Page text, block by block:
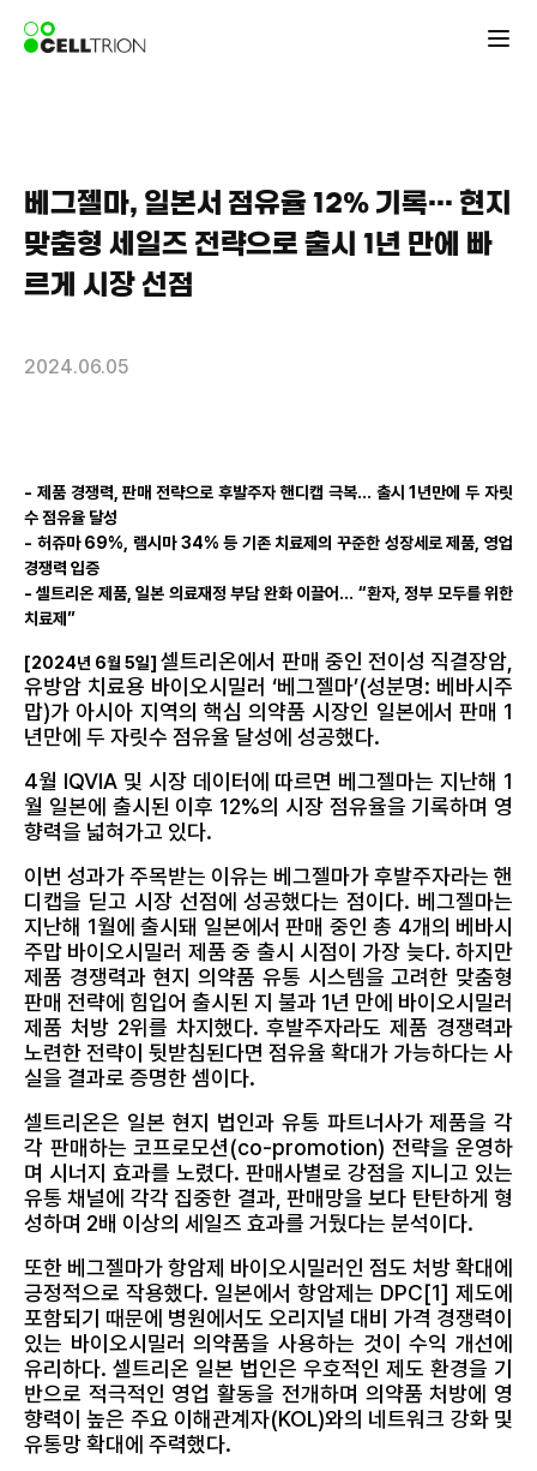
베그젤마, 일본서 점유율 12% 기록… 현지
맞춤형 세일즈 전략으로 출시 1년 만에 빠
르게 시장 선점
2024.06.05
- 제품 경쟁력, 판매 전략으로 후발주자 핸디캡 극복… 출시 1년만에 두 자릿
수 점유율 달성
- 허쥬마 69%, 램시마 34% 등 기존 치료제의 꾸준한 성장세로 제품, 영업
경쟁력 입증
- 셀트리온 제품, 일본 의료재정 부담 완화 이끌어… “환자, 정부 모두를 위한
치료제”
[2024년 6월 5일]셀트리온에서 판매 중인 전이성 직결장암,
유방암 치료용 바이오시밀러 ‘베그젤마’(성분명: 베바시주
맙)가 아시아 지역의 핵심 의약품 시장인 일본에서 판매 1
년만에 두 자릿수 점유율 달성에 성공했다.
4월 IQVIA 및 시장 데이터에 따르면 베그젤마는 지난해 1
월 일본에 출시된 이후 12%의 시장 점유율을 기록하며 영
향력을 넓혀가고 있다.
이번 성과가 주목받는 이유는 베그젤마가 후발주자라는 핸
디캡을 딛고 시장 선점에 성공했다는 점이다. 베그젤마는
지난해 1월에 출시돼 일본에서 판매 중인 총 4개의 베바시
주맙 바이오시밀러 제품 중 출시 시점이 가장 늦다. 하지만
제품 경쟁력과 현지 의약품 유통 시스템을 고려한 맞춤형
판매 전략에 힘입어 출시된 지 불과 1년 만에 바이오시밀러
제품 처방 2위를 차지했다. 후발주자라도 제품 경쟁력과
노련한 전략이 뒷받침된다면 점유율 확대가 가능하다는 사
실을 결과로 증명한 셈이다.
셀트리온은 일본 현지 법인과 유통 파트너사가 제품을 각
각 판매하는 코프로모션(co-promotion) 전략을 운영하
며 시너지 효과를 노렸다. 판매사별로 강점을 지니고 있는
유통 채널에 각각 집중한 결과, 판매망을 보다 탄탄하게 형
성하며 2배 이상의 세일즈 효과를 거뒀다는 분석이다.
또한 베그젤마가 항암제 바이오시밀러인 점도 처방 확대에
긍정적으로 작용했다. 일본에서 항암제는 DPC[1] 제도에
포함되기 때문에 병원에서도 오리지널 대비 가격 경쟁력이
있는 바이오시밀러 의약품을 사용하는 것이 수익 개선에
유리하다. 셀트리온 일본 법인은 우호적인 제도 환경을 기
반으로 적극적인 영업 활동을 전개하며 의약품 처방에 영
향력이 높은 주요 이해관계자(KOL)와의 네트워크 강화 및
유통망 확대에 주력했다.